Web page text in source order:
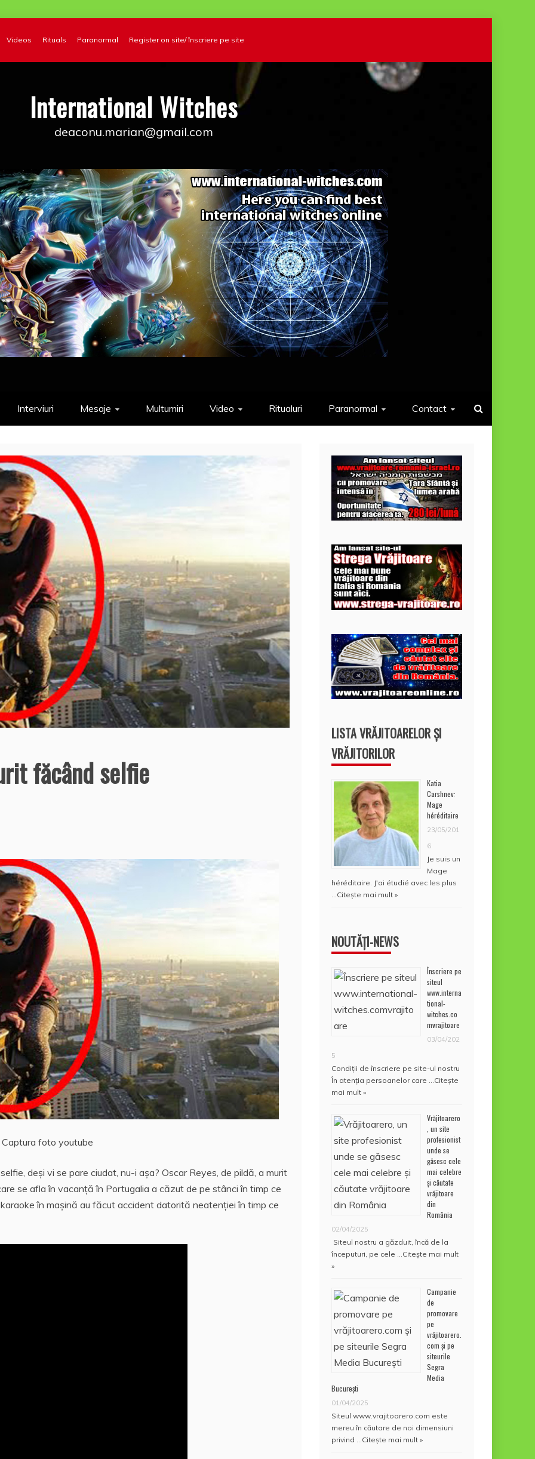
Videos Rituals Paranormal
Register on site/ înscriere pe site
International Witches
deaconu.marian@gmail.com
Interviuri Mesaje Multumiri Video Ritualuri Paranormal Contact
făcând selfie
Captura foto youtube
deşi vi se pare ciudat, nu-i aşa? Oscar Reyes, de pildă, a murit
se afla în vacanţă în Portugalia a căzut de pe stânci în timp ce
în maşină au făcut accident datorită neatenţiei în timp ce
LISTA VRĂJITOARELOR ȘI
VRĂJITORILOR
Katia
Carshnev:
Mage
héréditaire
23/05/201
6
Je suis un
Mage
héréditaire. J'ai étudié avec les plus
Citește mai mult »
NOUTĂȚI-NEWS
Înscriere pe
siteul
www.interna
tional-
witches.co
mvrajitoare
03/04/202
5
Condiţii de înscriere pe site-ul nostru
În atenţia persoanelor care … Citește
mai mult »
Vrăjitoarero
, un site
profesionist
unde se
găsesc cele
mai celebre
și căutate
vrăjitoare
din
România
02/04/2025
Siteul nostru a găzduit, încă de la
începuturi, pe cele … Citește mai mult
»
Campanie
de
promovare
pe
vrăjitoarero.
com și pe
siteurile
Segra
Media
București
01/04/2025
Siteul www.vrajitoarero.com este
mereu în căutare de noi dimensiuni
privind … Citește mai mult »